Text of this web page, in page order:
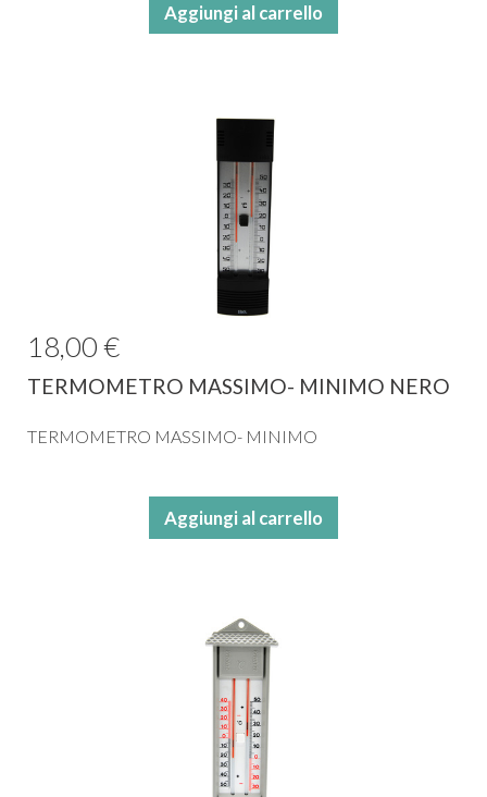
Aggiungi al carrello
18,00 €
TERMOMETRO MASSIMO- MINIMO NERO
TERMOMETRO MASSIMO- MINIMO
Aggiungi al carrello